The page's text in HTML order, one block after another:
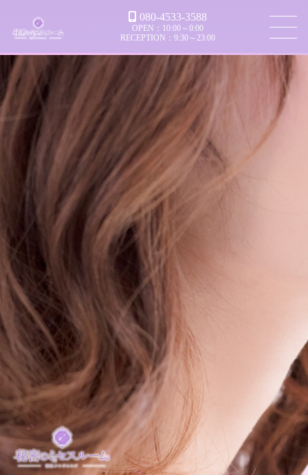
080-4533-3588
OPEN：10:00～0:00
RECEPTION：9:30～23:00